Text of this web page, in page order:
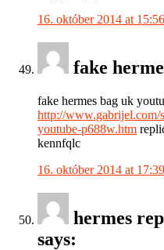
16. október 2014 at 15:56
fake
fake hermes bag uk
http://www.gabrijel.com/
youtube-p688w.htm
kennfqlc
16. október 2014 at 17:39
hermes
says: